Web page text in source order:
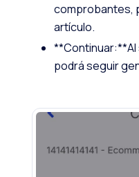
comprobantes,
artículo.
podrá seguir